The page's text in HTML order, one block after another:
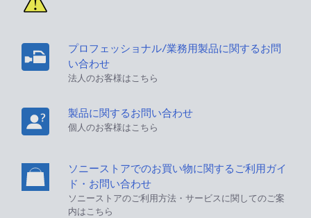
プロフェッショナル/業務用製品に関するお問
い合わせ
法人のお客様はこちら
製品に関するお問い合わせ
個人のお客様はこちら
ソニーストアでのお買い物に関するご利用ガイ
ド・お問い合わせ
ソニーストアのご利用方法・サービスに関してのご案
内はこちら